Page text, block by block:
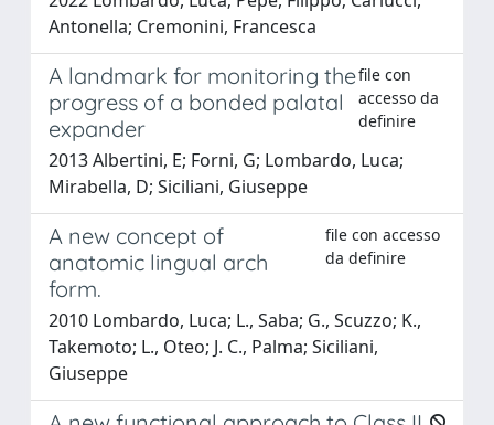
Antonella; Cremonini, Francesca
A landmark for monitoring the
progress of a bonded palatal
expander
file con
accesso da
definire
2013 Albertini, E; Forni, G; Lombardo, Luca;
Mirabella, D; Siciliani, Giuseppe
A new concept of
anatomic lingual arch
form.
file con accesso
da definire
2010 Lombardo, Luca; L., Saba; G., Scuzzo; K.,
Takemoto; L., Oteo; J. C., Palma; Siciliani,
Giuseppe